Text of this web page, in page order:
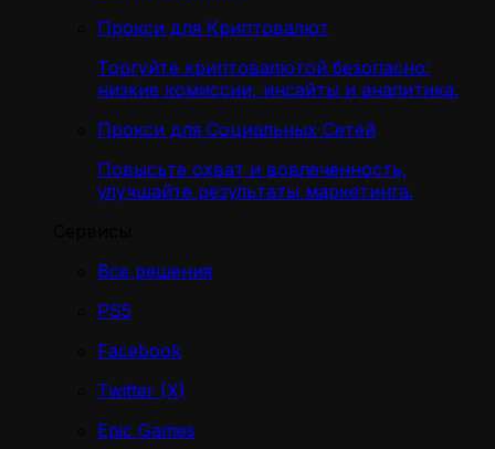
Прокси для Криптовалют
Торгуйте криптовалютой безопасно:
низкие комиссии, инсайты и аналитика.
Прокси для Социальных Сетей
Повысьте охват и вовлечённость,
улучшайте результаты маркетинга.
Все решения
PS5
Facebook
Twitter (X)
Epic Games